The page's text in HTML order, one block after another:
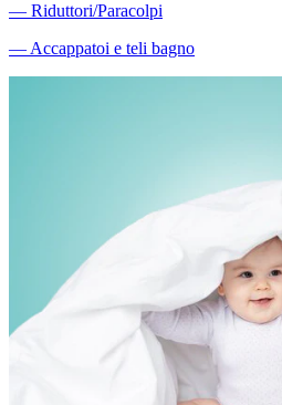
― Riduttori/Paracolpi
―Accappatoi e teli bagno